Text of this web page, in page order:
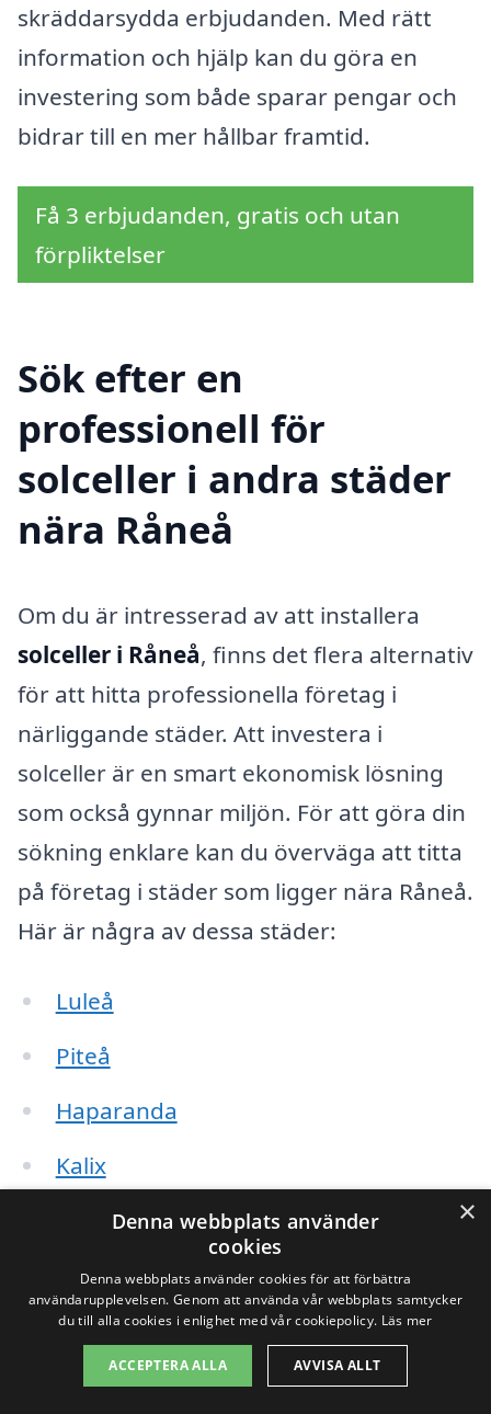
skräddarsydda erbjudanden. Med rätt
information och hjälp kan du göra en
investering som både sparar pengar och
bidrar till en mer hållbar framtid.
Få 3 erbjudanden, gratis och utan
förpliktelser
Sök efter en
professionell för
solceller i andra städer
nära Råneå
Om du är intresserad av att installera
solceller i Råneå, finns det flera alternativ
för att hitta professionella företag i
närliggande städer. Att investera i
solceller är en smart ekonomisk lösning
som också gynnar miljön. För att göra din
sökning enklare kan du överväga att titta
på företag i städer som ligger nära Råneå.
Här är några av dessa städer:
Luleå
Piteå
Haparanda
Kalix
Överkalix
Boden
Älvsbyn
×
Denna webbplats använder
cookies
Denna webbplats använder cookies för att förbättra
användarupplevelsen. Genom att använda vår webbplats samtycker
du till alla cookies i enlighet med vår cookiepolicy. Läs mer
ACCEPTERA ALLA AVVISA ALLT